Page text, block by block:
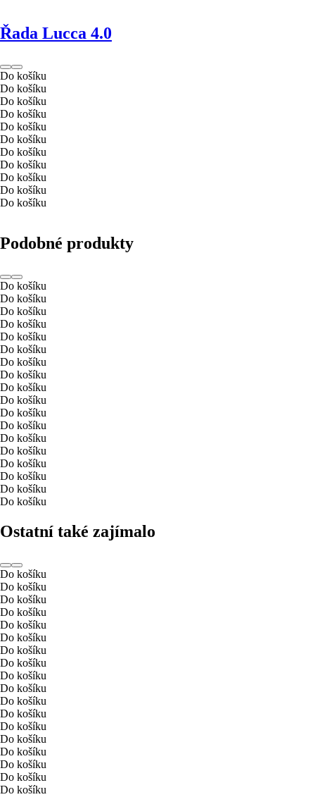
Řada Lucca 4.0
Do košíku
Do košíku
Do košíku
Do košíku
Do košíku
Do košíku
Do košíku
Do košíku
Do košíku
Do košíku
Do košíku
Podobné produkty
Do košíku
Do košíku
Do košíku
Do košíku
Do košíku
Do košíku
Do košíku
Do košíku
Do košíku
Do košíku
Do košíku
Do košíku
Do košíku
Do košíku
Do košíku
Do košíku
Do košíku
Do košíku
Ostatní také zajímalo
Do košíku
Do košíku
Do košíku
Do košíku
Do košíku
Do košíku
Do košíku
Do košíku
Do košíku
Do košíku
Do košíku
Do košíku
Do košíku
Do košíku
Do košíku
Do košíku
Do košíku
Do košíku